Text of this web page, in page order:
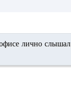
лично слышал